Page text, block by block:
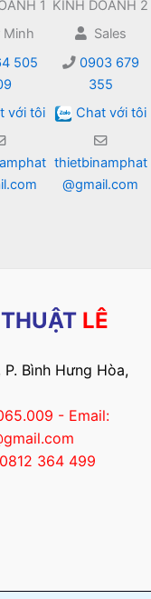
1
505
với tôi
KINH DOANH 2
Sales
0903 679
355
Chat với tôi
thietbinamphat
@gmail.com
LÊ
Bình Hưng Hòa,
- Email:
364 499